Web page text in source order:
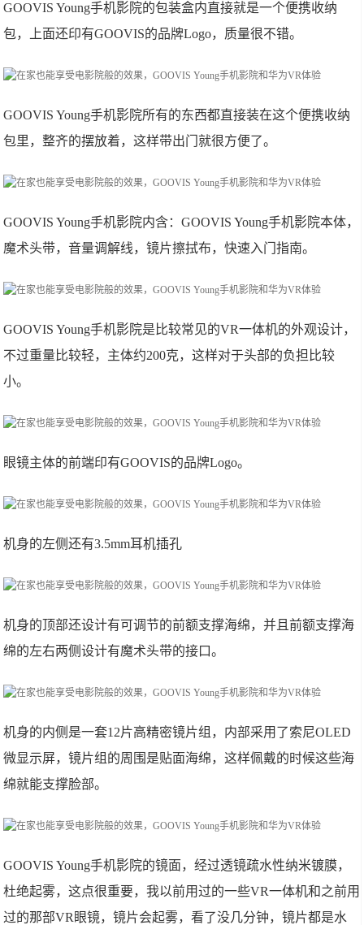
GOOVIS Young手机影院的包装盒内直接就是一个便携收纳
包，上面还印有GOOVIS的品牌Logo，质量很不错。
GOOVIS Young手机影院所有的东西都直接装在这个便携收纳
包里，整齐的摆放着，这样带出门就很方便了。
GOOVIS Young手机影院内含：GOOVIS Young手机影院本体，
魔术头带，音量调解线，镜片擦拭布，快速入门指南。
GOOVIS Young手机影院是比较常见的VR一体机的外观设计，
不过重量比较轻，主体约200克，这样对于头部的负担比较
小。
眼镜主体的前端印有GOOVIS的品牌Logo。
机身的左侧还有3.5mm耳机插孔
机身的顶部还设计有可调节的前额支撑海绵，并且前额支撑海
绵的左右两侧设计有魔术头带的接口。
机身的内侧是一套12片高精密镜片组，内部采用了索尼OLED
微显示屏，镜片组的周围是贴面海绵，这样佩戴的时候这些海
绵就能支撑脸部。
GOOVIS Young手机影院的镜面，经过透镜疏水性纳米镀膜，
杜绝起雾，这点很重要，我以前用过的一些VR一体机和之前用
过的那部VR眼镜，镜片会起雾，看了没几分钟，镜片都是水